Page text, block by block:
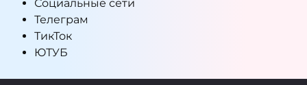
Социальные сети
Телеграм
ТикТок
ЮТУБ